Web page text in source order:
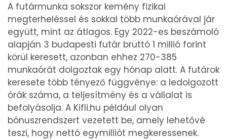
A futármunka sokszor kemény fizikai
megterheléssel és sokkal több munkaórával jár
együtt, mint az átlagos. Egy 2022-es beszámoló
alapján 3 budapesti futár bruttó 1 millió forint
körül keresett, azonban ehhez 270-385
munkaórát dolgoztak egy hónap alatt. A futárok
keresete több tényező függvénye: a ledolgozott
órák száma, a teljesítmény és a vállalat is
befolyásolja. A Kifli.hu például olyan
bónuszrendszert vezetett be, amely lehetővé
teszi, hogy nettó egymilliót megkeressenek.